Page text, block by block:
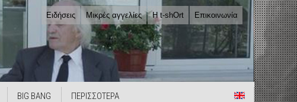
Ειδήσεις Μικρές αγγελίες Η t-shOrt Επικοινωνία
BIG BANG ΠΕΡΙΣΣΟΤΕΡΑ